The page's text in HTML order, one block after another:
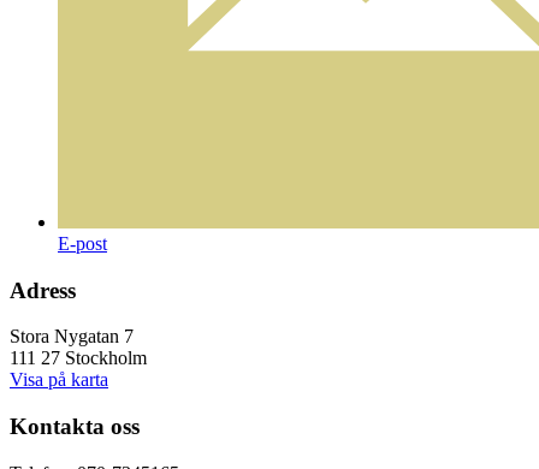
E-post
Adress
Stora Nygatan 7
111 27 Stockholm
Visa på karta
Kontakta oss